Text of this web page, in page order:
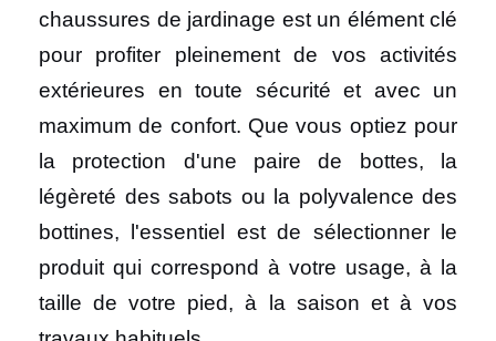
chaussures de jardinage est un élément clé
pour profiter pleinement de vos activités
extérieures en toute sécurité et avec un
maximum de confort. Que vous optiez pour
la protection d'une paire de bottes, la
légèreté des sabots ou la polyvalence des
bottines, l'essentiel est de sélectionner le
produit qui correspond à votre usage, à la
taille de votre pied, à la saison et à vos